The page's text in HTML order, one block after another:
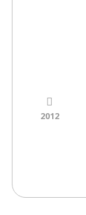
2012